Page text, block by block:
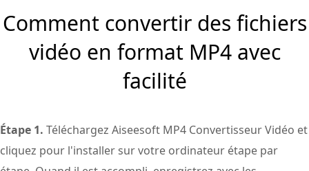
Comment convertir des fichiers
vidéo en format MP4 avec
facilité
Étape 1. Téléchargez Aiseesoft MP4 Convertisseur Vidéo et
cliquez pour l'installer sur votre ordinateur étape par